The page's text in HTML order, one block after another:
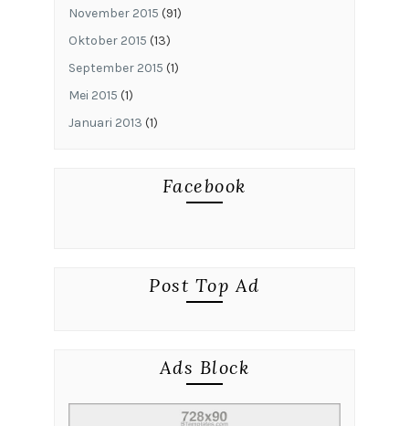
November 2015 (91)
Oktober 2015 (13)
September 2015 (1)
Mei 2015 (1)
Januari 2013 (1)
Facebook
Post Top Ad
Ads Block